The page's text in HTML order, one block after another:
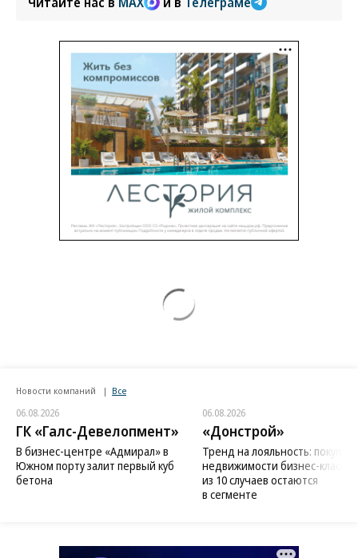
Новости компаний Все
06.08.2026
ГК «Галс-Девелопмент»
В бизнес-центре «Адмирал» в
Южном порту залит первый куб
бетона
06.08.2026
«Донстрой»
Тренд на лояльность:
недвижимости бизнес-класса
из 10 случаев остаются
в сегменте